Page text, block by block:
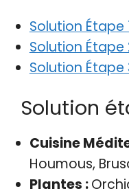
Solution Étape
Solution Étape
Solution Étape
Solution
Cuisine
Houmous,
Plantes :